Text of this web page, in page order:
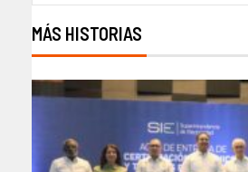
MÁS HISTORIAS